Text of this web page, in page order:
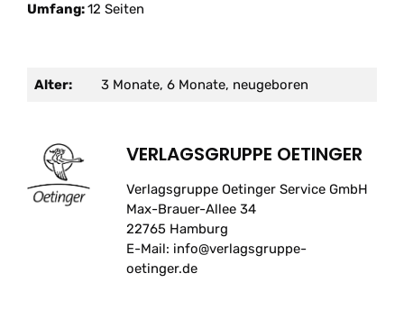
Umfang:12 Seiten
Alter: 3 Monate, 6 Monate, neugeboren
VERLAGSGRUPPE OETINGER
Verlagsgruppe Oetinger Service GmbH
Max-Brauer-Allee 34
22765 Hamburg
E-Mail: info@verlagsgruppe-
oetinger.de